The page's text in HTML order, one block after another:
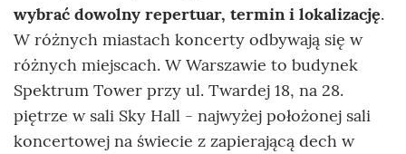
wybrać dowolny repertuar, termin i lokalizację.
W różnych miastach koncerty odbywają się w
różnych miejscach. W Warszawie to budynek
Spektrum Tower przy ul. Twardej 18, na 28.
piętrze w sali Sky Hall - najwyżej położonej sali
koncertowej na świecie z zapierającą dech w